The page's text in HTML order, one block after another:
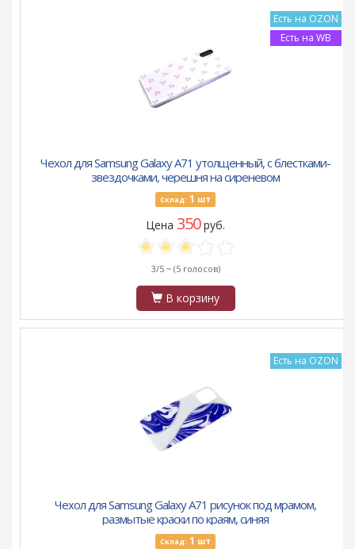
Есть на OZON
Есть на WB
Чехол для Samsung Galaxy A71 утолщенный, с блестками-
звездочками, черешня на сиреневом
Склад: 1 шт
Цена 350руб.
3/5 ~ (5 голосов)
В корзину
Есть на OZON
Чехол для Samsung Galaxy A71 рисунок под мрамом,
размытые краски по краям, синяя
Склад: 1 шт